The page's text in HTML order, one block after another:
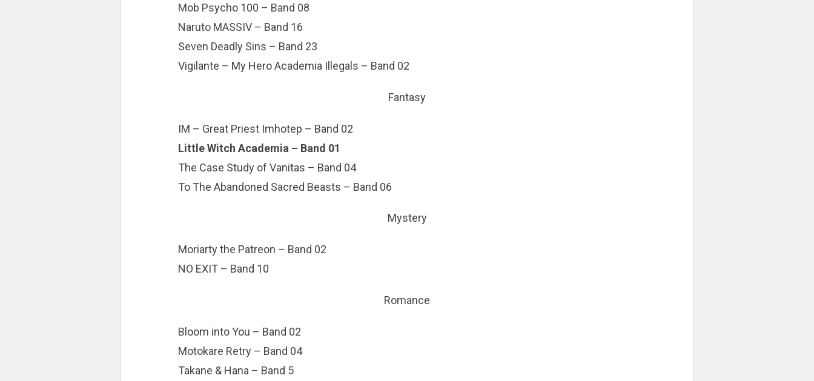
Mob Psycho 100 – Band 08
Naruto MASSIV – Band 16
Seven Deadly Sins – Band 23
Vigilante – My Hero Academia Illegals – Band 02
Fantasy
IM – Great Priest Imhotep – Band 02
Little Witch Academia – Band 01
The Case Study of Vanitas – Band 04
To The Abandoned Sacred Beasts – Band 06
Mystery
Moriarty the Patreon – Band 02
NO EXIT – Band 10
Romance
Bloom into You – Band 02
Motokare Retry – Band 04
Takane & Hana – Band 5